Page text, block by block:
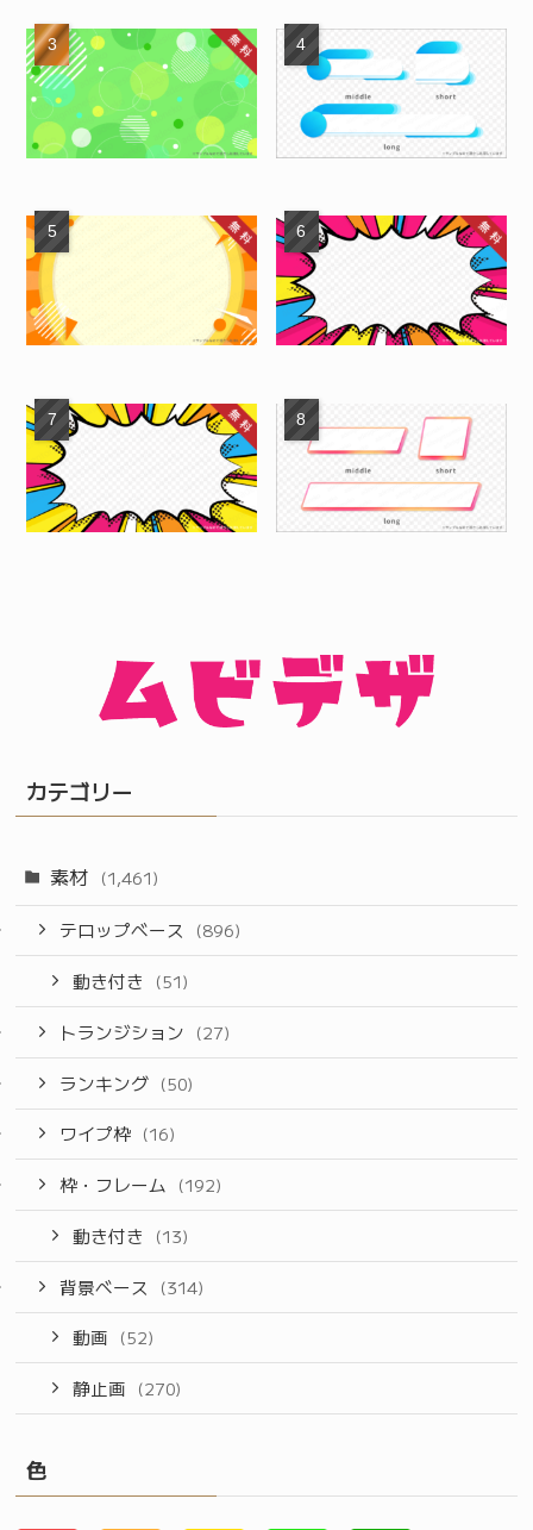
カテゴリー
素材 (1,461)
テロップベース (896)
動き付き (51)
トランジション (27)
ランキング (50)
ワイプ枠 (16)
枠・フレーム (192)
動き付き (13)
背景ベース (314)
動画 (52)
静止画 (270)
色